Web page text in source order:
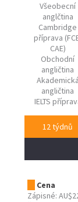
Všeobecní
anglčtina
Cambridge
příprava
CAE)
Obchodní
angličtina
Akademická
angličtina
IELTS
12 týdnů
Cena
Zápisné: